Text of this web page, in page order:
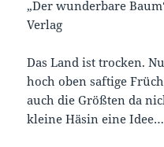
„Der wunderbare
Verlag
Das Land ist trocken.
hoch oben saftige
auch die Größten da
kleine Häsin eine